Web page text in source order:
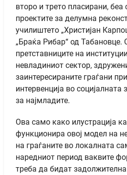
второ и трето пласирани,
проектите за делумна
училиштето „Христијан
„Браќа Рибар“ од Табановце.
претставниците на
невладиниот сектор,
заинтересираните граѓани
интервенција во
за најмладите.
Ова само како илустрација
функционира овој модел на
на граѓаните во локалната
наредниот период ваквите
треба да бидат